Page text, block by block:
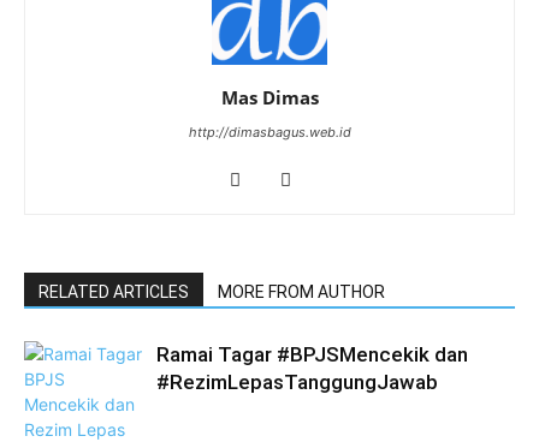
Mas Dimas
http://dimasbagus.web.id
RELATED ARTICLES MORE FROM AUTHOR
Ramai Tagar #BPJSMencekik dan
#RezimLepasTanggungJawab